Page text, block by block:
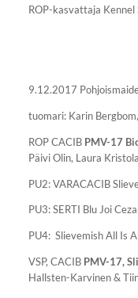
ROP-kasvattaja
9.12.2017
tuomari: Karin
ROP CACIB PMV-17
Päivi Olin, Laura Kristola
PU2: VARACACIB
PU3: SERTI Blu Joi
PU4: Slievemish All Is
VSP, CACIB PMV-17,
Hallsten-Karvinen &